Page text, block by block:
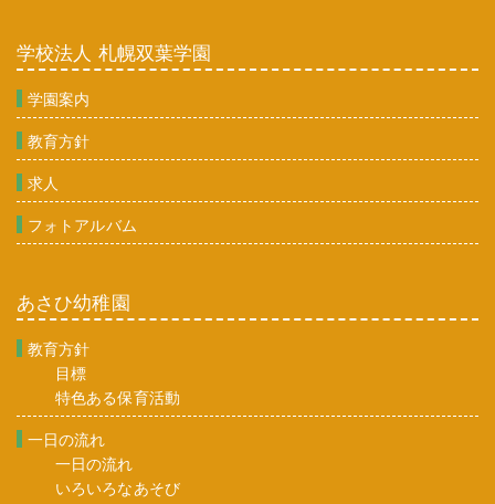
学校法人 札幌双葉学園
学園案内
教育方針
求人
フォトアルバム
あさひ幼稚園
教育方針
目標
特色ある保育活動
一日の流れ
一日の流れ
いろいろなあそび